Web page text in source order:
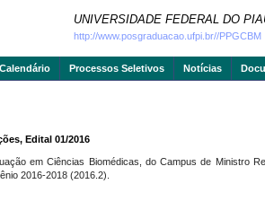
UNIVERSIDADE FEDERAL DO
http://www.posgraduacao.ufpi.br//PPGCBM
Calendário Processos Seletivos Notícias
Edital 01/2016
em Ciências Biomédicas, do Campus de Ministro
2016-2018 (2016.2).